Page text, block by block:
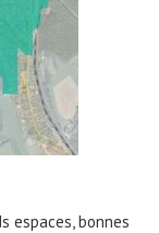
espaces, bonnes